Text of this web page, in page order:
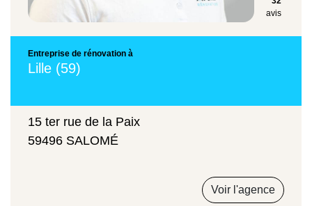
Marly, Aulnay-les-Valenciennes…).
Contactez-nous pour
transformer vos
durable.
avis
Entreprise de rénovation à
Lille (59)
15 ter rue de la Paix
59496 SALOMÉ
Voir l'agence